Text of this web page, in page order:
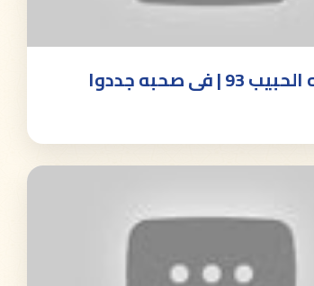
فى معيه الحبيب 93 | فى صحبه جددوا